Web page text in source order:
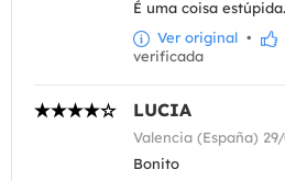
É uma coisa
Ver original •
verificada
LUCIA
Valencia (España)
Bonito